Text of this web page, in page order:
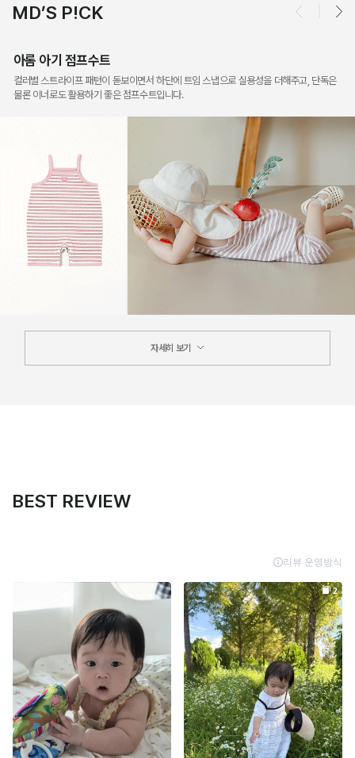
MD’S P!CK
아롬 아기 점프수트
컬러별 스트라이프 패턴이 돋보이면서 하단에 트임 스냅으로 실용성을 더해주고, 단독은
물론 이너로도 활용하기 좋은 점프수트입니다.
자세히 보기
BEST REVIEW